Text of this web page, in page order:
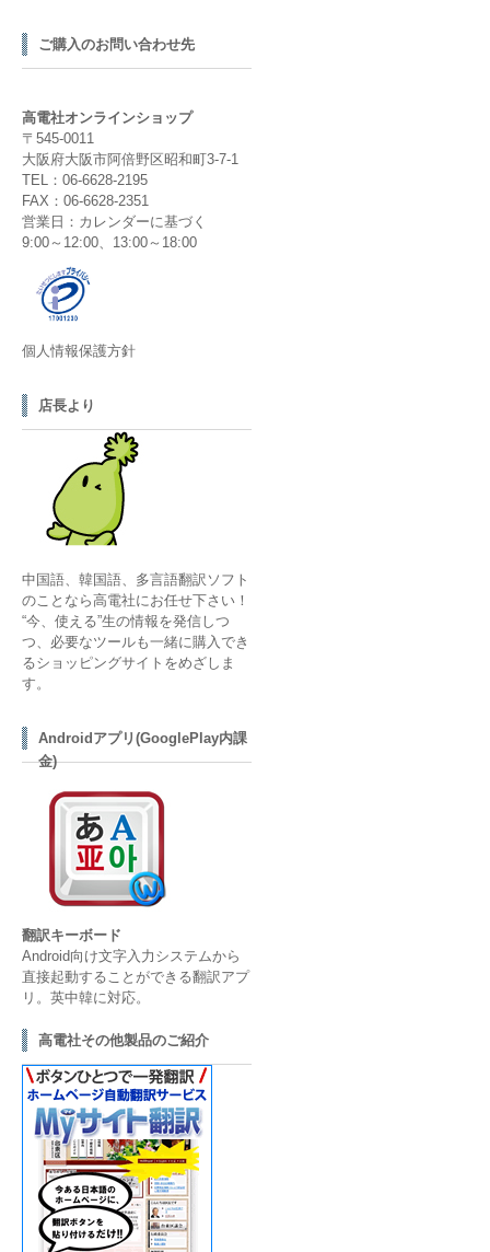
ご購入のお問い合わせ先
高電社オンラインショップ
〒545-0011
大阪府大阪市阿倍野区昭和町3-7-1
TEL：06-6628-2195
FAX：06-6628-2351
営業日：カレンダーに基づく
9:00～12:00、13:00～18:00
個人情報保護方針
店長より
中国語、韓国語、多言語翻訳ソフト
のことなら高電社にお任せ下さい！
“今、使える”生の情報を発信しつ
つ、必要なツールも一緒に購入でき
るショッピングサイトをめざしま
す。
Androidアプリ(GooglePlay内課
金)
翻訳キーボード
Android向け文字入力システムから
直接起動することができる翻訳アプ
リ。英中韓に対応。
高電社その他製品のご紹介